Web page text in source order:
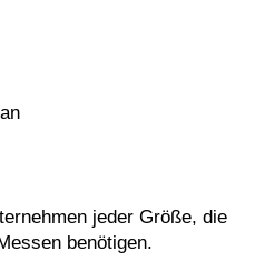
jeder Größe, die
benötigen.